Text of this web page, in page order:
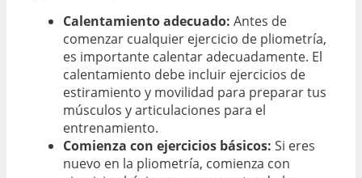
Calentamiento adecuado: Antes de
comenzar cualquier ejercicio de pliometría,
es importante calentar adecuadamente. El
calentamiento debe incluir ejercicios de
estiramiento y movilidad para preparar tus
músculos y articulaciones para el
entrenamiento.
Comienza con ejercicios básicos: Si eres
nuevo en la pliometría, comienza con